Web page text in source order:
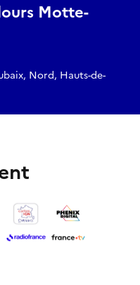
Motte-
Nord, Hauts-de-